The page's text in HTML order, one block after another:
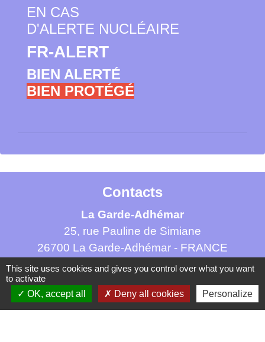
EN CAS
D'ALERTE NUCLÉAIRE
FR-ALERT
BIEN ALERTÉ
BIEN PROTÉGÉ
Contacts
La Garde-Adhémar
25, rue Pauline de Simiane
26700 La Garde-Adhémar - FRANCE
+33 4 75 04 41 09
Contact par formulaire
This site uses cookies and gives you control over what you want
to activate
OK, accept all
Deny all cookies Personalize